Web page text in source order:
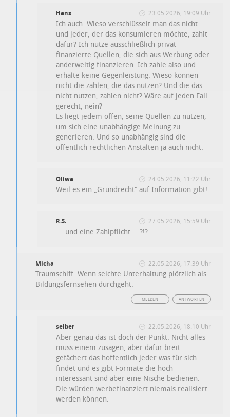
Hans 23.05.2026, 19:09 Uhr
Ich auch. Wieso verschlüsselt man das nicht
und jeder, der das konsumieren möchte, zahlt
dafür? Ich nutze ausschließlich privat
finanzierte Quellen, die sich aus Werbung oder
anderweitig finanzieren. Ich zahle also und
erhalte keine Gegenleistung. Wieso können
nicht die zahlen, die das nutzen? Und die das
nicht nutzen, zahlen nicht? Wäre auf jeden Fall
gerecht, nein?
Es liegt jedem offen, seine Quellen zu nutzen,
um sich eine unabhängige Meinung zu
generieren. Und so unabhängig sind die
öffentlich rechtlichen Anstalten ja auch nicht.
Oliwa 24.05.2026, 11:22 Uhr
Weil es ein „Grundrecht“ auf Information gibt!
R.S. 27.05.2026, 15:59 Uhr
….und eine Zahlpflicht….?!?
Micha 22.05.2026, 17:39 Uhr
Traumschiff: Wenn seichte Unterhaltung plötzlich als
Bildungsfernsehen durchgeht.
ANTWORTEN
MELDEN
selber 22.05.2026, 18:10 Uhr
Aber genau das ist doch der Punkt. Nicht alles
muss einem zusagen, aber dafür breit
gefächert das hoffentlich jeder was für sich
findet und es gibt Formate die hoch
interessant sind aber eine Nische bedienen.
Die würden werbefinanziert niemals realisiert
werden können.